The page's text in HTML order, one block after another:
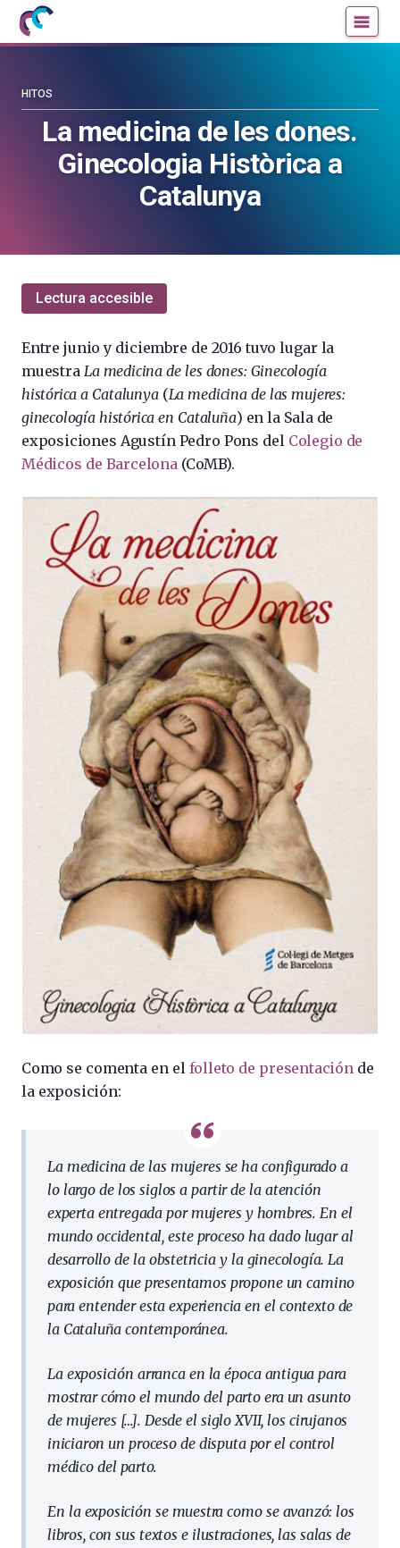
Mujeres
con
blog
La medicina de les dones.
Ginecologia Històrica a
Catalunya
HITOS
Lectura accesible
Entre junio y diciembre de 2016 tuvo lugar la
muestra La medicina de les dones: Ginecología
histórica a Catalunya(La medicina de las mujeres:
ginecología histórica en Cataluña) en la Sala de
exposiciones Agustín Pedro Pons del Colegio de
Médicos de Barcelona(CoMB).
Como se comenta en el folleto de presentaciónde
la exposición:
La medicina de las mujeres se ha configurado a
lo largo de los siglos a partir de la atención
experta entregada por mujeres y hombres. En el
mundo occidental, este proceso ha dado lugar al
desarrollo de la obstetricia y la ginecología. La
exposición que presentamos propone un camino
para entender esta experiencia en el contexto de
la Cataluña contemporánea.
La exposición arranca en la época antigua para
mostrar cómo el mundo del parto era un asunto
de mujeres […]. Desde el siglo XVII, los cirujanos
iniciaron un proceso de disputa por el control
médico del parto.
En la exposición se muestra como se avanzó: los
libros, con sus textos e ilustraciones, las salas de